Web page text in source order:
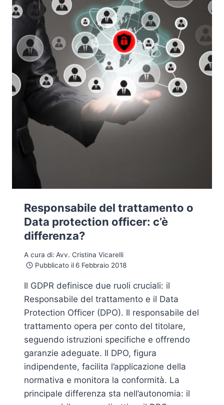
Responsabile del trattamento o
Data protection officer: c’è
differenza?
A cura di: Avv. Cristina Vicarelli
Pubblicato il 6 Febbraio 2018
Il GDPR definisce due ruoli cruciali: il
Responsabile del trattamento e il Data
Protection Officer (DPO). Il responsabile del
trattamento opera per conto del titolare,
seguendo istruzioni specifiche e offrendo
garanzie adeguate. Il DPO, figura
indipendente, facilita l’applicazione della
normativa e monitora la conformità. La
principale differenza sta nell’autonomia: il